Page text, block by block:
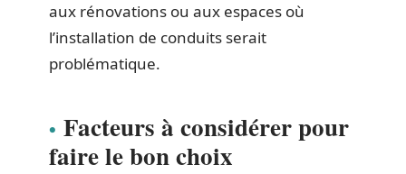
aux rénovations ou aux espaces où
l’installation de conduits serait
problématique.
Facteurs à considérer pour
faire le bon choix